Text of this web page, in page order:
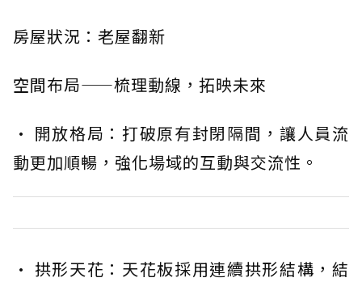
房屋狀況：老屋翻新
空間布局——梳理動線，拓映未來
· 開放格局：打破原有封閉隔間，讓人員流
動更加順暢，強化場域的互動與交流性。
· 拱形天花：天花板採用連續拱形結構，結